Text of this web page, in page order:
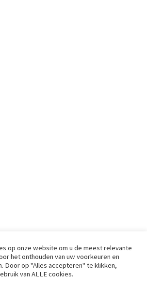
op onze website om u de meest relevante
het onthouden van uw voorkeuren en
Door op "Alles accepteren" te klikken,
van ALLE cookies.